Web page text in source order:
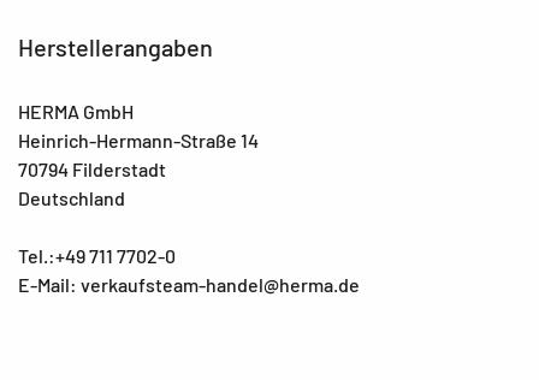
Herstellerangaben
HERMA GmbH
Heinrich-Hermann-Straße 14
70794 Filderstadt
Deutschland
Tel.:+49 711 7702-0
E-Mail: verkaufsteam-handel@herma.de